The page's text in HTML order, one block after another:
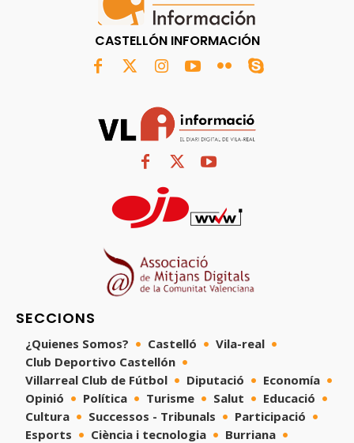
CASTELLÓN INFORMACIÓN
SECCIONS
¿Quienes Somos? Castelló
Vila-real
Club Deportivo Castellón
Villarreal Club de Fútbol
Diputació
Economía
Opinió
Política Turisme Salut
Educació
Cultura
Successos - Tribunals
Participació
Esports
Ciència i tecnologia
Burriana